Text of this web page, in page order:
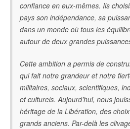
confiance en eux-mêmes. Ils
pays son indépendance, sa
dans un monde où tous les
autour de deux grandes
Cette ambition a permis de
qui fait notre grandeur et notre
militaires, sociaux, scientifiques,
et culturels. Aujourd’hui, nous
héritage de la Libération, des
grands anciens. Par-delà les